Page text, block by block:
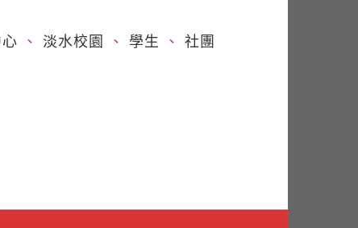
、 淡水校園 、 學生 、 社團